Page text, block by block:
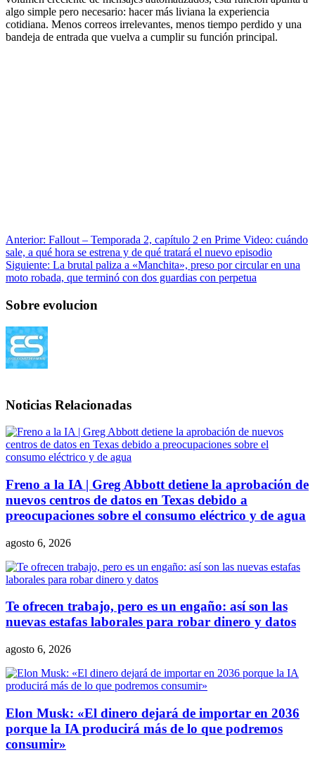
algo simple pero necesario: hacer más liviana la experiencia
cotidiana. Menos correos irrelevantes, menos tiempo perdido y una
bandeja de entrada que vuelva a cumplir su función principal.
Anterior: Fallout – Temporada 2, capítulo 2 en Prime Video: cuándo
sale, a qué hora se estrena y de qué tratará el nuevo episodio
Siguiente: La brutal paliza a «Manchita», preso por circular en una
moto robada, que terminó con dos guardias con perpetua
Sobre evolucion
Noticias Relacionadas
Freno a la IA | Greg Abbott detiene la aprobación de
nuevos centros de datos en Texas debido a
preocupaciones sobre el consumo eléctrico y de agua
agosto 6, 2026
Te ofrecen trabajo, pero es un engaño: así son las
nuevas estafas laborales para robar dinero y datos
agosto 6, 2026
Elon Musk: «El dinero dejará de importar en 2036
porque la IA producirá más de lo que podremos
consumir»